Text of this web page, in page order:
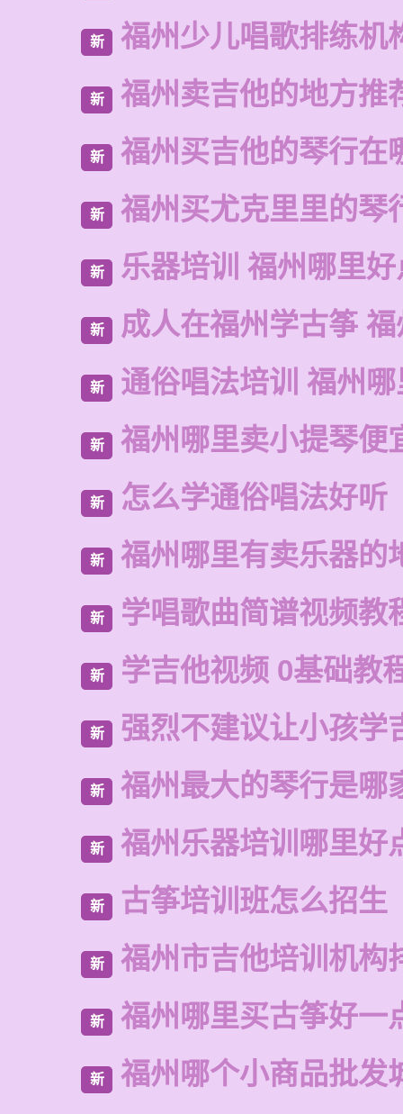
新 福州少儿唱歌排练机
新 福州卖吉他的地方推
新 福州买吉他的琴行在
新 福州买尤克里里的琴
新 乐器培训 福州哪里
新 成人在福州学古筝
新 通俗唱法培训 福州
新 福州哪里卖小提琴便
新 怎么学通俗唱法好听
新 福州哪里有卖乐器的
新 学唱歌曲简谱视频教
新 学吉他视频 0基础教
新 强烈不建议让小孩学
新 福州最大的琴行是哪
新 福州乐器培训哪里好
新 古筝培训班怎么招生
新 福州市吉他培训机构
新 福州哪里买古筝好一
新 福州哪个小商品批发